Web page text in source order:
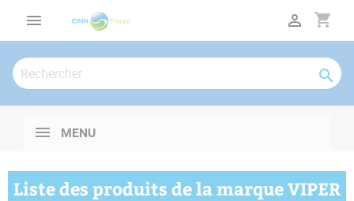
 shopping_cart


MENU
Liste des produits de la marque VIPER